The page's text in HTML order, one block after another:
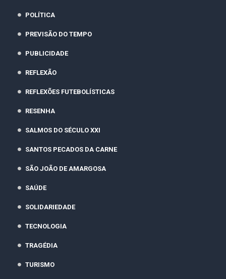
POLÍTICA
PREVISÃO DO TEMPO
PUBLICIDADE
REFLEXÃO
REFLEXÕES FUTEBOLÍSTICAS
RESENHA
SALMOS DO SÉCULO XXI
SANTOS PECADOS DA CARNE
SÃO JOÃO DE AMARGOSA
SAÚDE
SOLIDARIEDADE
TECNOLOGIA
TRAGÉDIA
TURISMO